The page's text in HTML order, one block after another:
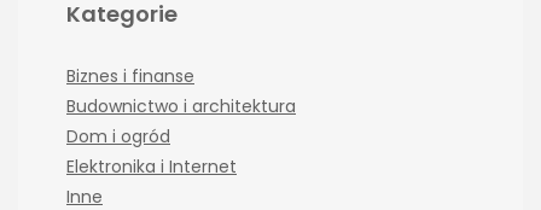
Kategorie
Biznes i finanse
Budownictwo i architektura
Dom i ogród
Elektronika i Internet
Inne